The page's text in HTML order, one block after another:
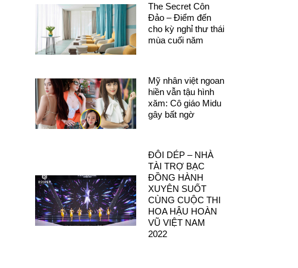
The Secret Côn
Đảo – Điểm đến
cho kỳ nghỉ thư thái
mùa cuối năm
Mỹ nhân việt ngoan
hiền vẫn tậu hình
xăm: Cô giáo Midu
gây bất ngờ
ĐÔI DÉP – NHÀ
TÀI TRỢ BẠC
ĐỒNG HÀNH
XUYÊN SUỐT
CÙNG CUỘC THI
HOA HẬU HOÀN
VŨ VIỆT NAM
2022